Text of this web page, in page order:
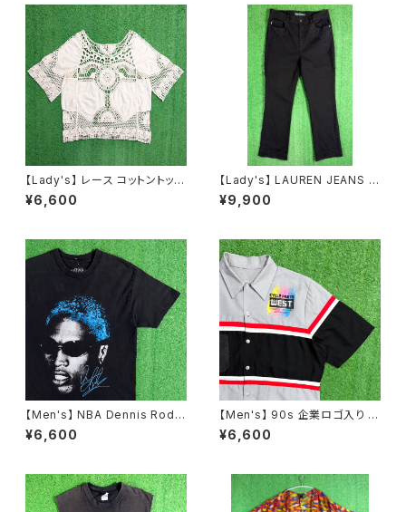
【Lady's】 レース コットントップ
ス / 古着 レディース 半袖 N148
8
¥6,600
【Lady's】 LAUREN JEANS R
ALPH LAUREN レースデザイ
ン フレアパンツ / 古着 パンツ フ
¥9,900
【Men's】 NBA Dennis Rodm
an オフィシャル Tシャツ / ティ
ーシャツ T-Shirt 古着 ロッドマ
¥6,600
【Men's】 90s 企業ロゴ入り ワ
ークシャツ / アメリカ製 USA製
90年代 シャツ ワーク 古着 メン
¥6,600